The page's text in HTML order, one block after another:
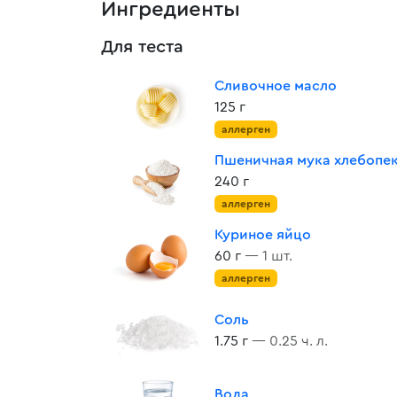
Ингредиенты
Для теста
Сливочное масло
125 г
аллерген
Пшеничная мука
240 г
аллерген
Куриное яйцо
60 г — 1 шт.
аллерген
Соль
1.75 г — 0.25 ч. л.